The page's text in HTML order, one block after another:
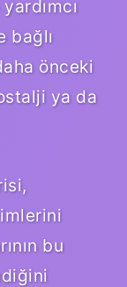
bağlı
önceki
ya da
bu